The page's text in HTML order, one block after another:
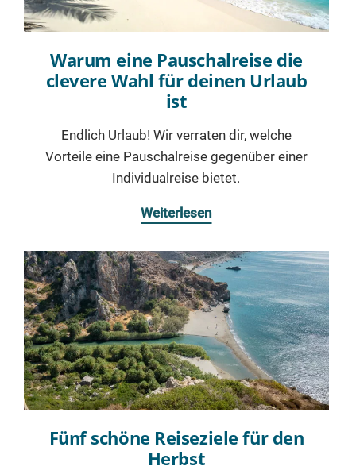
Warum eine Pauschalreise die
clevere Wahl für deinen Urlaub
ist
Endlich Urlaub! Wir verraten dir, welche
Vorteile eine Pauschalreise gegenüber einer
Individualreise bietet.
Weiterlesen
Fünf schöne Reiseziele für den
Herbst